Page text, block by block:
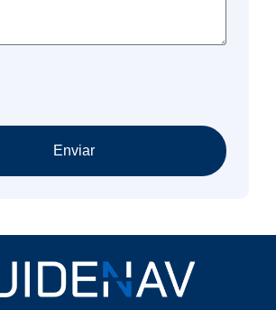
Enviar